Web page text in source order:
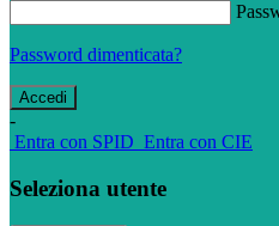
Password dimenticata?
-
Entra con SPID Entra con CIE
Seleziona utente